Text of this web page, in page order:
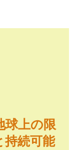
球上の限
持続可能